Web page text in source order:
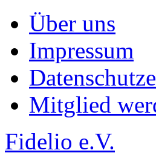
Über uns
Impressum
Mitglied
Fidelio e.V.